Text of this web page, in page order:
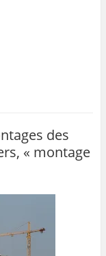
des
« montage